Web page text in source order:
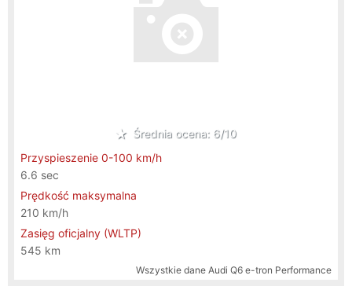
Średnia ocena: 6/10
Przyspieszenie 0-100 km/h
6.6 sec
Prędkość maksymalna
210 km/h
Zasięg oficjalny (WLTP)
545 km
Wszystkie dane Audi Q6 e-tron Performance